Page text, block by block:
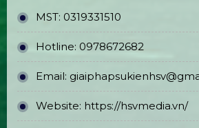
MST: 0319331510
Hotline: 0978672682
Email:
Website: https://hsvmedia.vn/